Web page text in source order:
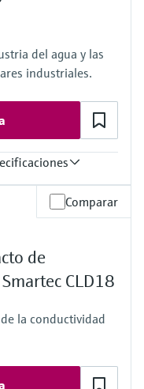
del agua y las
industriales.
Comparar
de
CLD18
la conductividad